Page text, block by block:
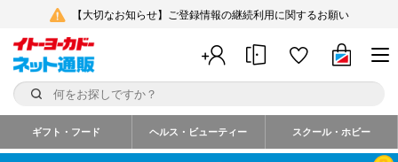
【大切なお知らせ】ご登録情報の継続利用に関するお願い
ギフト・フード ヘルス・ビューティー スクール・ホビー